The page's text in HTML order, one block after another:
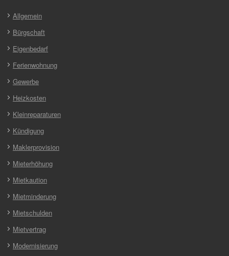
Allgemein
Bürgschaft
Eigenbedarf
Ferienwohnung
Gewerbe
Heizkosten
Kleinreparaturen
Kündigung
Maklerprovision
Mieterhöhung
Mietkaution
Mietminderung
Mietschulden
Mietvertrag
Modernisierung